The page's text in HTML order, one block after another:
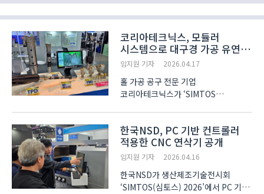
장비에 쓰이는 프로브 장치를 출품했다.
프로브는 장비의 가공 정밀도를
향상하는 측정기다. 스핀들에 장착한 뒤
장..
코리아테크닉스, 모듈러
시스템으로 대구경 가공 유연성
확보
임지원 기자 2026.04.17
홀 가공 공구 전문 기업
코리아테크닉스가 ‘SIMTOS
가공용 신제품을 공개했다. 전시에서
소개된 ‘VMD(V-MAX 드릴)’는 직경
45mm부터 180mm까지 대구경 홀
가공을 ..
한국NSD, PC 기반 컨트롤러
적용한 CNC 연삭기 공개
임지원 기자 2026.04.16
한국NSD가 생산제조기술전시회
‘SIMTOS(심토스) 2026’에서 PC 기반